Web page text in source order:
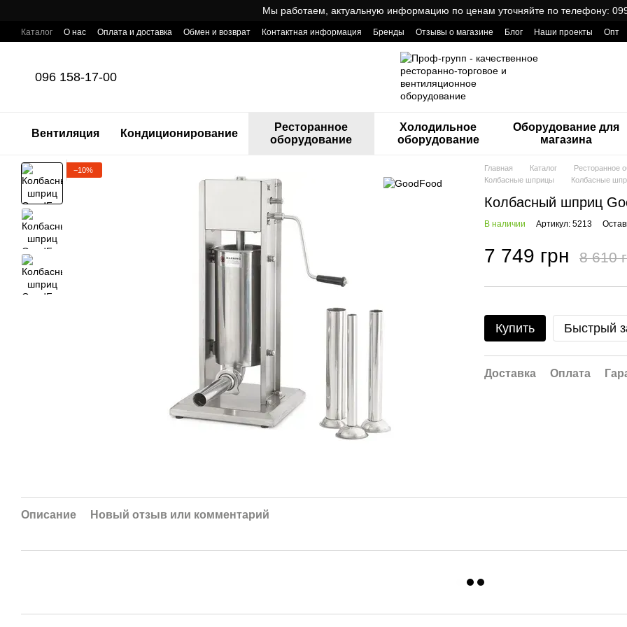
Мы работаем, актуальную информацию по ценам уточняйте по телефону:
Каталог О нас Оплата и доставка Обмен и возврат Контактная информация Бренды Отзывы о магазине Блог Наши проекты
Опт
096 158-17-00
Вентиляция Кондиционирование
Ресторанное
оборудование
Холодильное
оборудование
Оборудование для
магазина
−10% Главная Каталог Ресторанное
Колбасные шприцы
Колбасные
Колбасный шприц
В наличии Артикул: 5213
7 749 грн 8 610
Купить Быстрый
Доставка Оплата
Описание Новый отзыв или комментарий